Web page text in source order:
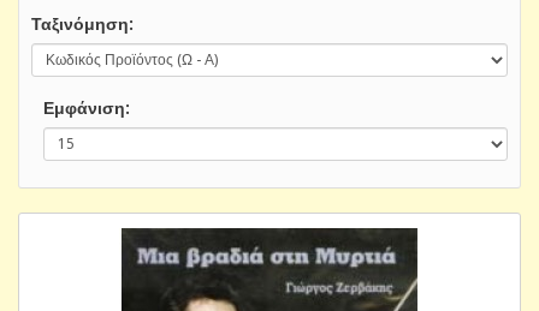
Ταξινόμηση:
Εμφάνιση: